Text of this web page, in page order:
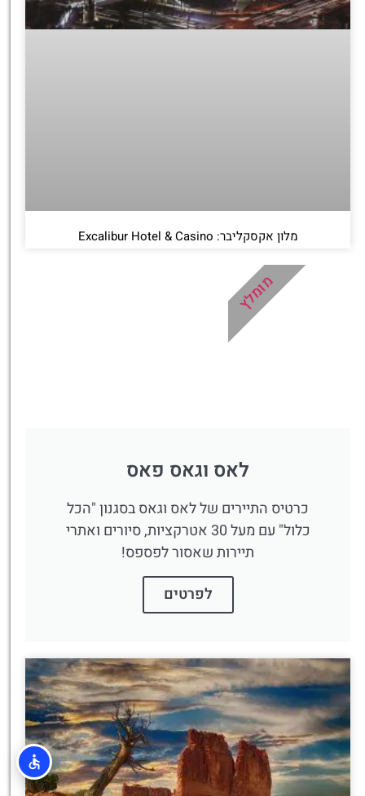
מלון אקסקליבר: Excalibur Hotel & Casino
לאס וגאס פאס
כרטיס התיירים של לאס וגאס בסגנון "הכל
כלול" עם מעל 30 אטרקציות, סיורים ואתרי
תיירות שאסור לפספס!
לפרטים
מומלץ